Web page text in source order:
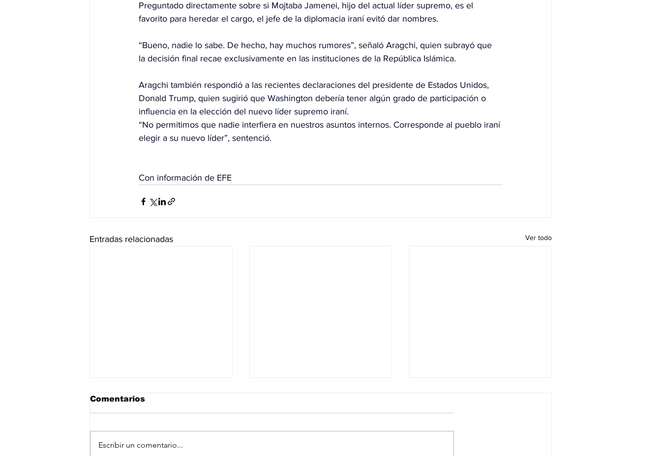
Preguntado directamente sobre si Mojtaba Jamenei, hijo del actual líder supremo, es el
favorito para heredar el cargo, el jefe de la diplomacia iraní evitó dar nombres.
“Bueno, nadie lo sabe. De hecho, hay muchos rumores”, señaló Aragchi, quien subrayó que
la decisión final recae exclusivamente en las instituciones de la República Islámica.
Aragchi también respondió a las recientes declaraciones del presidente de Estados Unidos,
Donald Trump, quien sugirió que Washington debería tener algún grado de participación o
influencia en la elección del nuevo líder supremo iraní.
“No permitimos que nadie interfiera en nuestros asuntos internos. Corresponde al pueblo iraní
elegir a su nuevo líder”, sentenció.
Con información de EFE
Entradas relacionadas Ver todo
Comentarios
Escribir un comentario...